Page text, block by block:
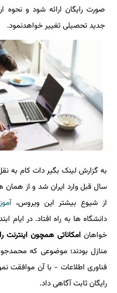
آموزش
صورت رایگان ارائه شود و نحوه
جدید تحصیلی تغییر خواهدنمود.
به گزارش لینک بگیر دات کام به
سال قبل وارد ایران شد و از همان
از شیوع بیشتر این ویروس،
دانشگاه ها به راه افتاد. در ایام
خواهان امکاناتی همچون اینترنت
منازل بودند؛ موضوعی که
رایگان ثابت آگاهی داد.